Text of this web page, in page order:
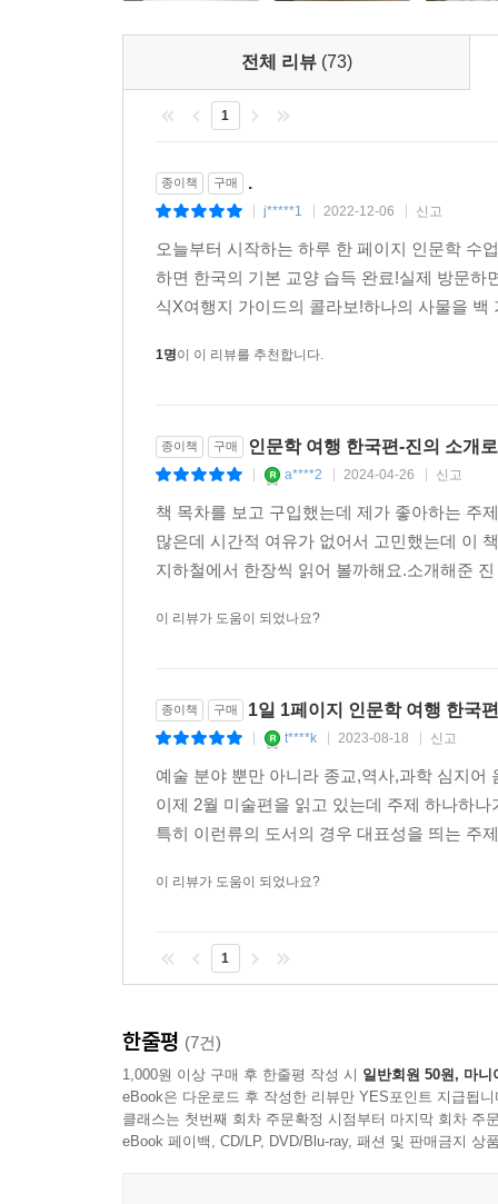
전체 리뷰 (73)
1
종이책 구매 .
j*****1 2022-12-06 신고
오늘부터 시작하는 하루 한 페이지 인문학 수
하면 한국의 기본 교양 습득 완료!실제 방문하
식X여행지 가이드의 콜라보!하나의 사물을
1명이 이 리뷰를 추천합니다.
종이책 구매 인문학 여행 한국편-진의 소개
a****2 2024-04-26 신고
책 목차를 보고 구입했는데 제가 좋아하는 주
많은데 시간적 여유가 없어서 고민했는데 이
지하철에서 한장씩 읽어 볼까해요.소개해준
이 리뷰가 도움이 되었나요?
종이책 구매 1일 1페이지 인문학 여행 한국편
t****k 2023-08-18 신고
예술 분야 뿐만 아니라 종교,역사,과학 심지
이제 2월 미술편을 읽고 있는데 주제 하나하
특히 이런류의 도서의 경우 대표성을 띄는 주
이 리뷰가 도움이 되었나요?
1
한줄평 (7건)
1,000원 이상 구매 후 한줄평 작성 시 일반회원 50원, 마니
eBook은 다운로드 후 작성한 리뷰만 YES포인트 지급됩니
클래스는 첫번째 회차 주문확정 시점부터 마지막 회차 주
eBook 페이백, CD/LP, DVD/Blu-ray, 패션 및 판매금지 상